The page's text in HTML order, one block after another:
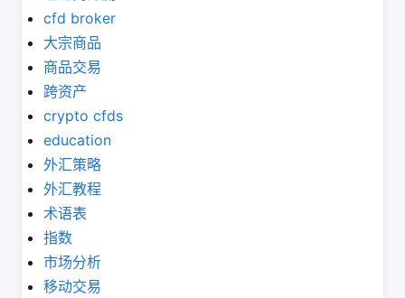
cfd broker
大宗商品
商品交易
跨资产
crypto cfds
education
外汇策略
外汇教程
术语表
指数
市场分析
移动交易